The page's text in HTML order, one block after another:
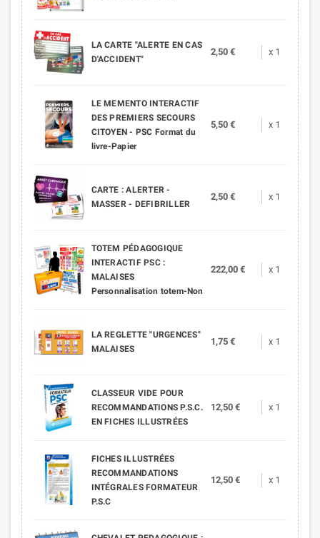
LA CARTE "ALERTE EN CAS
D'ACCIDENT"
2,50 € x 1
LE MEMENTO INTERACTIF
DES PREMIERS SECOURS
CITOYEN - PSC Format du
livre-Papier
5,50 € x 1
CARTE : ALERTER -
MASSER - DEFIBRILLER
2,50 € x 1
TOTEM PÉDAGOGIQUE
INTERACTIF PSC :
MALAISES
Personnalisation totem-Non
222,00 € x 1
LA REGLETTE "URGENCES"
MALAISES
1,75 € x 1
CLASSEUR VIDE POUR
RECOMMANDATIONS P.S.C.
EN FICHES ILLUSTRÉES
12,50 € x 1
FICHES ILLUSTRÉES
RECOMMANDATIONS
INTÉGRALES FORMATEUR
P.S.C
12,50 € x 1